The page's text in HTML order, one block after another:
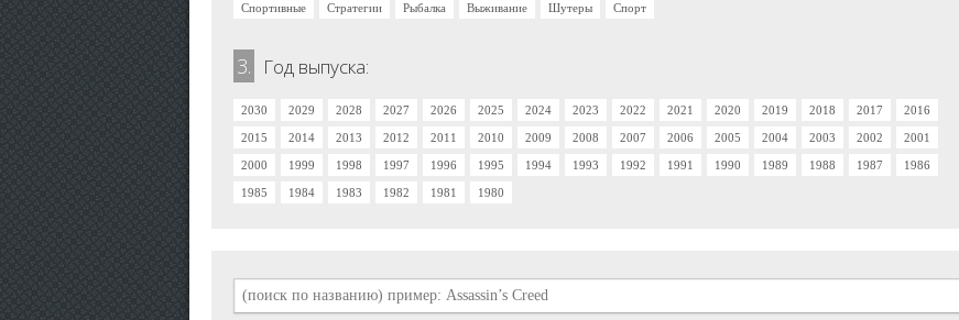
Спортивные Стратегии Рыбалка Выживание Шутеры Спорт
3. Год выпуска:
2030 2029 2028 2027 2026 2025 2024 2023 2022 2021 2020 2019 2018 2017 2016
2015 2014 2013 2012 2011 2010 2009 2008 2007 2006 2005 2004 2003 2002 2001
2000 1999 1998 1997 1996 1995 1994 1993 1992 1991 1990 1989 1988 1987 1986
1985 1984 1983 1982 1981 1980